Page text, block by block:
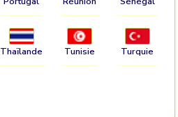
Thaïlande Tunisie Turquie